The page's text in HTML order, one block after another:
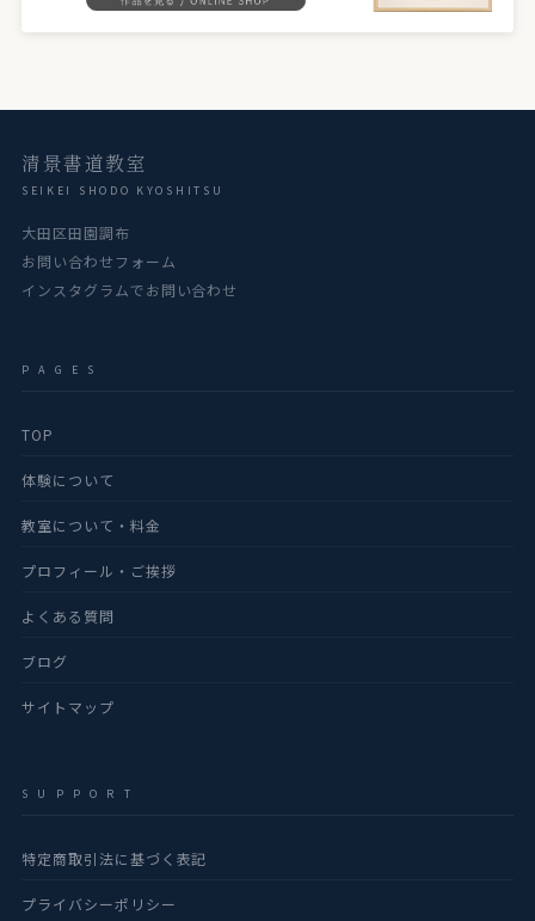
清景書道教室
SEIKEI SHODO KYOSHITSU
大田区田園調布
お問い合わせフォーム
インスタグラムでお問い合わせ
P A G E S
TOP
体験について
教室について・料金
プロフィール・ご挨拶
よくある質問
ブログ
サイトマップ
S U P P O R T
特定商取引法に基づく表記
プライバシーポリシー